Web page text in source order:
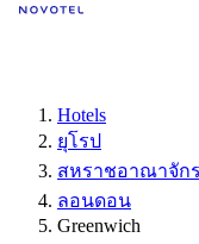
Hotels
ยุโรป
สหราชอาณาจักร
ลอนดอน
Greenwich